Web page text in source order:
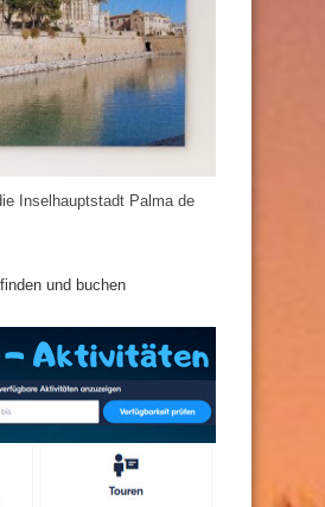
Inselhauptstadt Palma de
und buchen